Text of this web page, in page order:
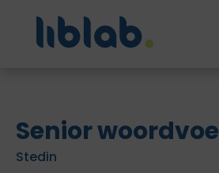
Senior
Stedin